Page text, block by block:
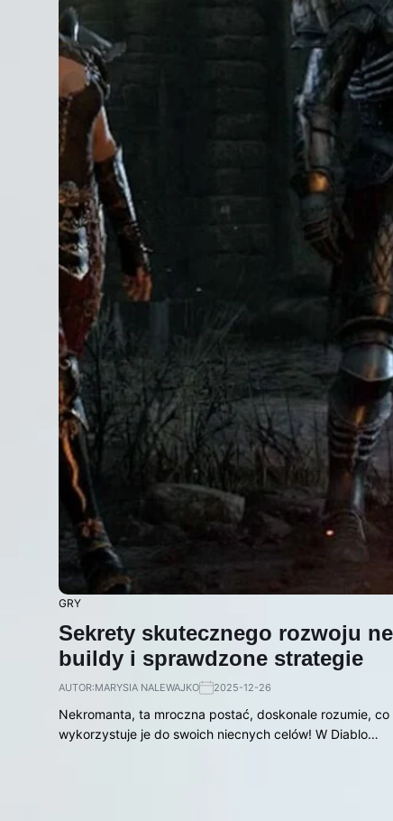
GRY
Sekrety skutecznego rozwoju
buildy i sprawdzone strategie
AUTOR:MARYSIA NALEWAJKO 2025-12-26
Nekromanta, ta mroczna postać, doskonale rozumie,
wykorzystuje je do swoich niecnych celów! W Diablo…